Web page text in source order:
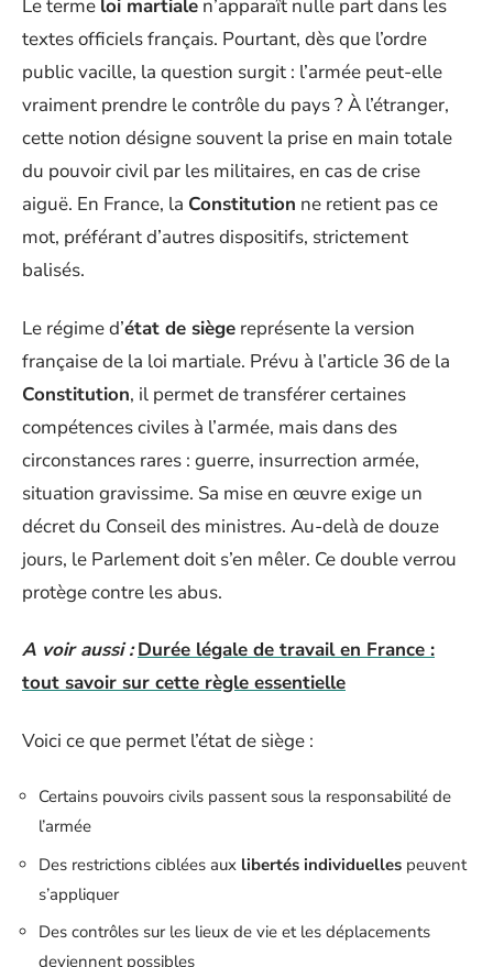
Le terme loi martiale n’apparaît nulle part dans les
textes officiels français. Pourtant, dès que l’ordre
public vacille, la question surgit : l’armée peut-elle
vraiment prendre le contrôle du pays ? À l’étranger,
cette notion désigne souvent la prise en main totale
du pouvoir civil par les militaires, en cas de crise
aiguë. En France, la Constitution ne retient pas ce
mot, préférant d’autres dispositifs, strictement
balisés.
Le régime d’état de siège représente la version
française de la loi martiale. Prévu à l’article 36 de la
Constitution, il permet de transférer certaines
compétences civiles à l’armée, mais dans des
circonstances rares : guerre, insurrection armée,
situation gravissime. Sa mise en œuvre exige un
décret du Conseil des ministres. Au-delà de douze
jours, le Parlement doit s’en mêler. Ce double verrou
protège contre les abus.
A voir aussi : Durée légale de travail en France :
tout savoir sur cette règle essentielle
Voici ce que permet l’état de siège :
Certains pouvoirs civils passent sous la responsabilité de
l’armée
Des restrictions ciblées aux libertés individuelles peuvent
s’appliquer
Des contrôles sur les lieux de vie et les déplacements
deviennent possibles